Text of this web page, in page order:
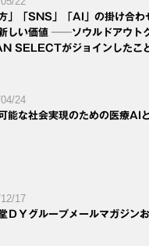
方」「SNS」「AI」の掛け合わ
しい価値 ──ソウルドアウト
SELECTがジョインしたこ
24
能な社会実現のための医療AI
17
ＤＹグループメールマガジン